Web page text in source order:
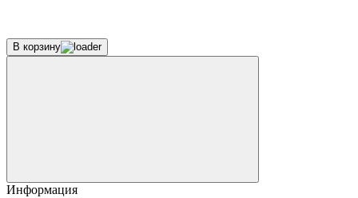
В корзину
Информация